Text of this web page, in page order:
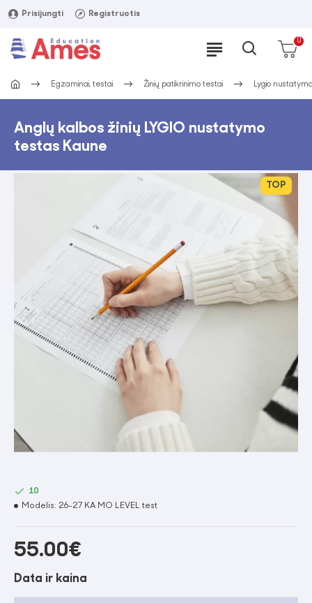
Prisijungti Registruotis
0
Egzaminai, testai Žinių patikrinimo testai Lygio
Anglų kalbos žinių LYGIO nustatymo
testas Kaune
TOP
55.00€
10
Modelis: 26-27 KA MO LEVEL test
Data ir kaina